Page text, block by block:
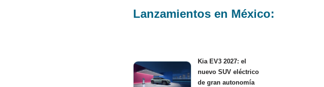
Lanzamientos en México:
Kia EV3 2027: el
nuevo SUV eléctrico
de gran autonomía